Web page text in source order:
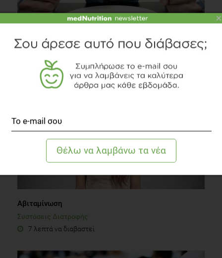
Πείνα και Θυμός: Υπάρχει όντως σύνδεση;
2 λεπτά να διαβαστεί
Αβιταμίνωση
Συστάσεις Διατροφής
7 λεπτά να διαβαστεί
×